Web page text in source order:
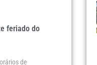
feriado do
de